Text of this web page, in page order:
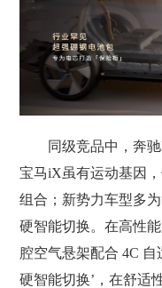
同级竞品中，奔
宝马iX虽有运动基因
组合；新势力车型多
硬智能切换。在高性
腔空气悬架配合 4C
硬智能切换’，在舒适